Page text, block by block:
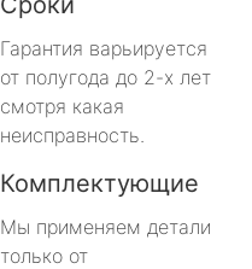
Гарантия варьируется
от полугода до 2-х лет
смотря какая
неисправность.
Комплектующие
Мы применяем детали
только от